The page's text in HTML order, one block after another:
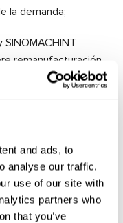
and ads, to
analyse our traffic.
use of our site with
partners who
that you’ve
la demanda;
SINOMACHINT
remanufacturación.
de todo el mundo
últimos
hablar con
experto sobre